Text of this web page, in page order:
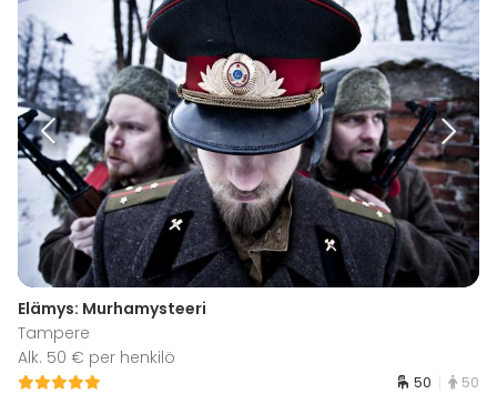
Elämys: Murhamysteeri
Tampere
Alk. 50 € per henkilö
50 50